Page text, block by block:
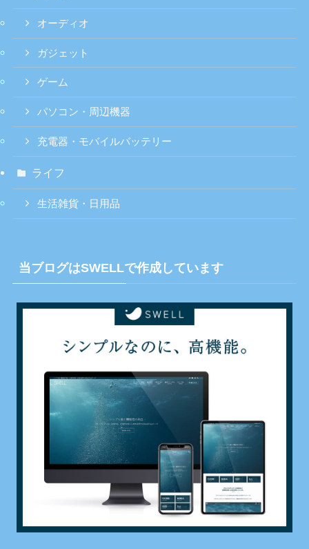
オーディオ
ガジェット
ゲーム
パソコン・周辺機器
充電器・モバイルバッテリー
ライフ
生活雑貨・日用品
当ブログはSWELLで作成しています